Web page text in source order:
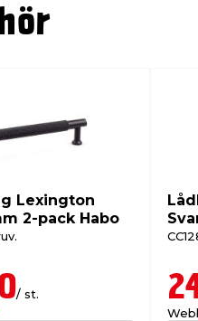
Lexington
2-pack Habo
/ st.